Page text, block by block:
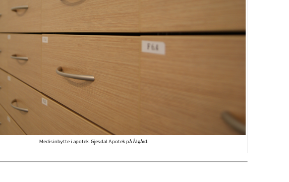
Medisinbytte i apotek. Gjesdal Apotek på Ålgård.